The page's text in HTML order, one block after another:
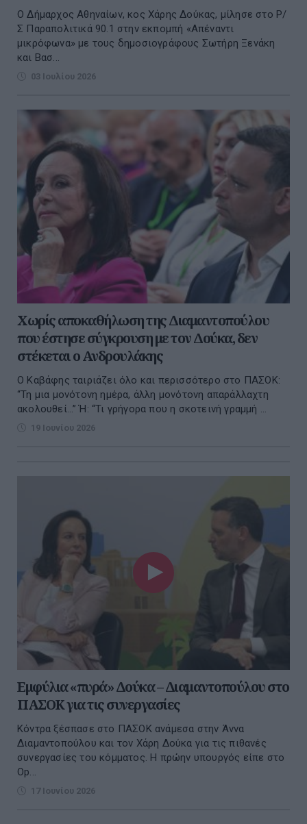
Ο Δήμαρχος Αθηναίων, κος Χάρης Δούκας, μίλησε στο Ρ/
Σ Παραπολιτικά 90.1 στην εκπομπή «Απέναντι
μικρόφωνα» με τους δημοσιογράφους Σωτήρη Ξενάκη
και Βασ...
03 Ιουλίου 2026
Χωρίς αποκαθήλωση της Διαμαντοπούλου
που έστησε σύγκρουση με τον Δούκα, δεν
στέκεται ο Ανδρουλάκης
Ο Καβάφης ταιριάζει όλο και περισσότερο στο ΠΑΣΟΚ:
“Τη μια μονότονη ημέρα, άλλη μονότονη απαράλλαχτη
ακολουθεί…” Ή: “Τι γρήγορα που η σκοτεινή γραμμή ...
19 Ιουνίου 2026
Εμφύλια «πυρά» Δούκα – Διαμαντοπούλου στο
ΠΑΣΟΚ για τις συνεργασίες
Κόντρα ξέσπασε στο ΠΑΣΟΚ ανάμεσα στην Άννα
Διαμαντοπούλου και τον Χάρη Δούκα για τις πιθανές
συνεργασίες του κόμματος. Η πρώην υπουργός είπε στο
Op...
17 Ιουνίου 2026